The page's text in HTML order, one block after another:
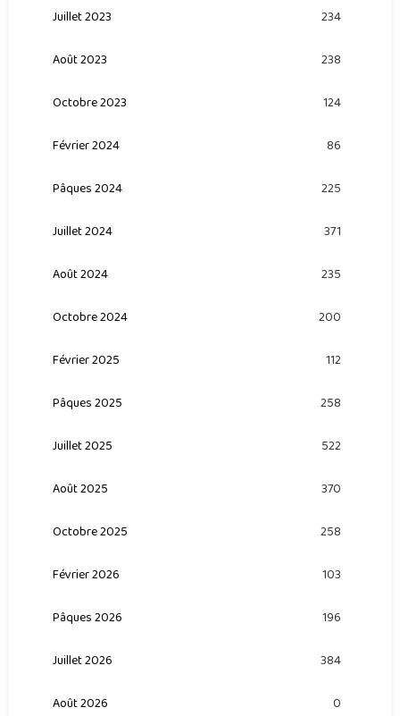
Juillet 2023 234
Août 2023 238
Octobre 2023 124
Février 2024 86
Pâques 2024 225
Juillet 2024 371
Août 2024 235
Octobre 2024 200
Février 2025 112
Pâques 2025 258
Juillet 2025 522
Août 2025 370
Octobre 2025 258
Février 2026 103
Pâques 2026 196
Juillet 2026 384
Août 2026 0